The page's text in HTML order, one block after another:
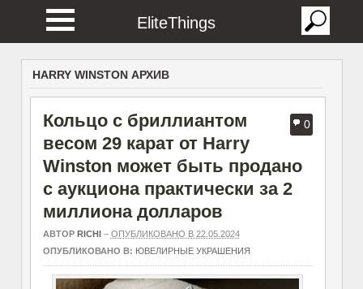
EliteThings
HARRY WINSTON АРХИВ
0
Кольцо с бриллиантом
весом 29 карат от Harry
Winston может быть продано
с аукциона практически за 2
миллиона долларов
АВТОР RICHI– ОПУБЛИКОВАНО В 22.05.2024
ОПУБЛИКОВАНО В: ЮВЕЛИРНЫЕ УКРАШЕНИЯ